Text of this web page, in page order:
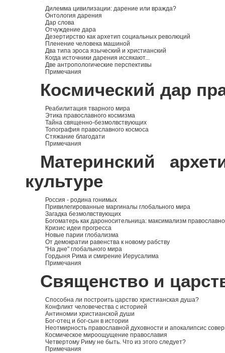
Дилемма цивилизации: дарение или вражда?
Онтология дарения
Дар слова
Отчуждение дара
Дезертирство как архетип социальных революций
Пленение человека машиной
Два типа эроса языческий и христианский
Когда источники дарения иссякают...
Две антропологические перспективы
Примечания
Космический дар
Реабилитация тварного мира
Этика православного космизма
Тайна священно-безмолвствующих
Топография православного космоса
Стяжание благодати
Примечания
Материнский
культуре
Россия - родина гонимых
Привилегированные маргиналы глобального мира
Загадка безмолвствующих
Богоматерь как дароносительница: максимализм
Кризис идеи прогресса
Новые парии глобализма
От демократии равенства к новому рабству
"На дне" глобального мира
Гордыня Рима и смирение Иерусалима
Примечания
Священство и
Способна ли построить царство христианская душа?
Конфликт человечества с историей
Антиномии христианской души
Бог-отец и бог-сын в истории
Неотмирность православной духовности и апокалипсис
Космическое мироощущение православия
Четвертому Риму не быть. Что из этого следует?
Примечания